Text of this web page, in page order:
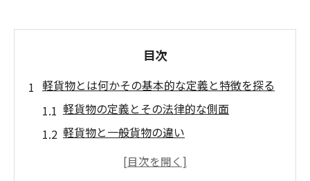
目次
軽貨物とは何かその基本的な定義と特徴を探る
軽貨物の定義とその法律的な側面
軽貨物と一般貨物の違い
軽貨物運送の主要な車両タイプ